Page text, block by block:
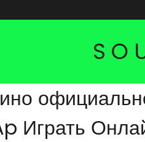
Играть